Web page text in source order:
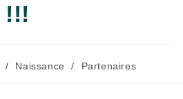
!!!
/ Naissance / Partenaires